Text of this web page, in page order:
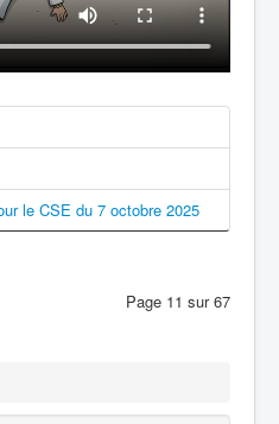
le CSE du 7 octobre 2025
Page 11 sur 67